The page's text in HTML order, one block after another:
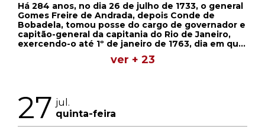
Há 284 anos, no dia 26 de julho de 1733, o general
Gomes Freire de Andrada, depois Conde de
Bobadela, tomou posse do cargo de governador e
capitão-general da capitania do Rio de Janeiro,
exercendo-o até 1º de janeiro de 1763, dia em que
faleceu. Seu governo durou 30 anos.
ver + 23
27 jul.
quinta-feira